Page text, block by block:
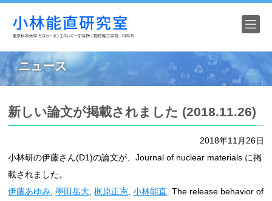
HOME
研究紹介
研究業績
ニュース
新しい論文が掲載されました (2018.11.26)
2018年11月26日
小林研の伊藤さん(D1)の論文が、Journal of nuclear materials に掲
載されました。
伊藤あゆみ ,墨田岳大 ,梶原正憲 ,小林能直 . The release behavior of